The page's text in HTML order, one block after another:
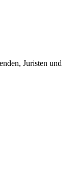
Juristen und